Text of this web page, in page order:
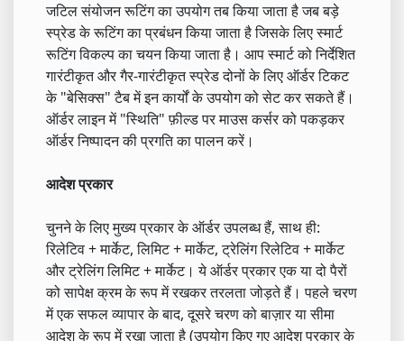
जटिल संयोजन रूटिंग का उपयोग तब किया जाता है जब बड़े
स्प्रेड के रूटिंग का प्रबंधन किया जाता है जिसके लिए स्मार्ट
रूटिंग विकल्प का चयन किया जाता है। आप स्मार्ट को निर्देशित
गारंटीकृत और गैर-गारंटीकृत स्प्रेड दोनों के लिए ऑर्डर टिकट
के "बेसिक्स" टैब में इन कार्यों के उपयोग को सेट कर सकते हैं।
ऑर्डर लाइन में "स्थिति" फ़ील्ड पर माउस कर्सर को पकड़कर
ऑर्डर निष्पादन की प्रगति का पालन करें।
आदेश प्रकार
चुनने के लिए मुख्य प्रकार के ऑर्डर उपलब्ध हैं, साथ ही:
रिलेटिव + मार्केट, लिमिट + मार्केट, ट्रेलिंग रिलेटिव + मार्केट
और ट्रेलिंग लिमिट + मार्केट। ये ऑर्डर प्रकार एक या दो पैरों
को सापेक्ष क्रम के रूप में रखकर तरलता जोड़ते हैं। पहले चरण
में एक सफल व्यापार के बाद, दूसरे चरण को बाज़ार या सीमा
आदेश के रूप में रखा जाता है (उपयोग किए गए आदेश प्रकार के